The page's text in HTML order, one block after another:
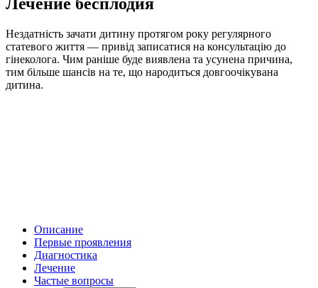
Нездатність зачати дитину протягом року регулярного
статевого життя — привід записатися на консультацію до
гінеколога. Чим раніше буде виявлена та усунена причина,
тим більше шансів на те, що народиться довгоочікувана
дитина.
Описание
Первые проявления
Диагностика
Лечение
Частые вопросы